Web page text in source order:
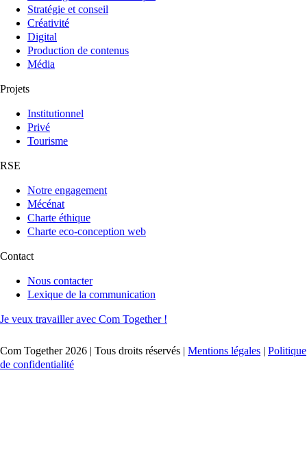
Stratégie et conseil
Créativité
Digital
Production de contenus
Média
Projets
Institutionnel
Privé
Tourisme
RSE
Notre engagement
Mécénat
Charte éthique
Charte eco-conception web
Contact
Nous contacter
Lexique de la communication
Je veux travailler avec Com Together !
Com Together 2026 | Tous droits réservés | Mentions légales | Politique
de confidentialité